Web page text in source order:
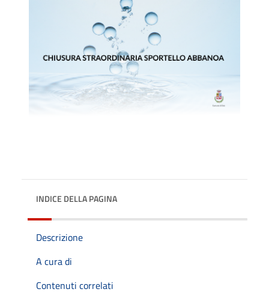
INDICE DELLA PAGINA
Descrizione
A cura di
Contenuti correlati